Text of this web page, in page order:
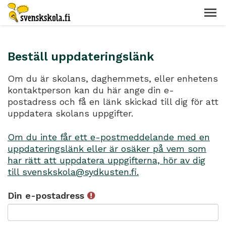
Beställ uppdateringslänk
Om du är skolans, daghemmets, eller enhetens
kontaktperson kan du här ange din e-
postadress och få en länk skickad till dig för att
uppdatera skolans uppgifter.
Om du inte får ett e-postmeddelande med en
uppdateringslänk eller är osäker på vem som
har rätt att uppdatera uppgifterna, hör av dig
till svenskskola@sydkusten.fi.
Din e-postadress